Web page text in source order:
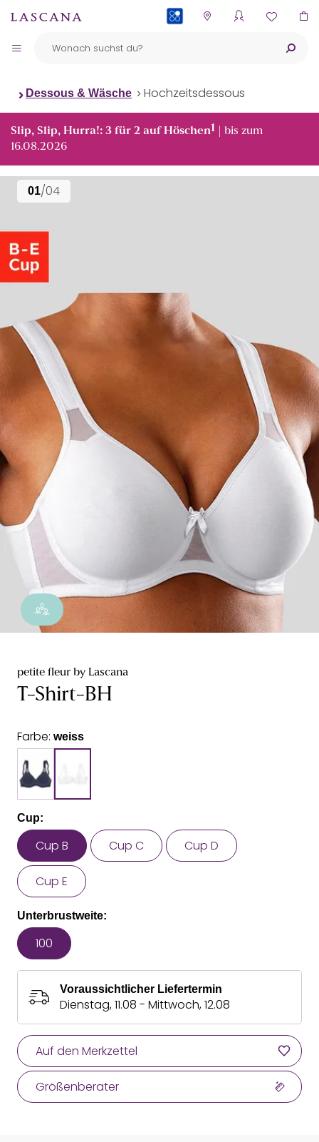
Dessous & Wäsche Hochzeitsdessous
Slip, Slip, Hurra!: 3 für 2 auf Höschen1 | bis zum
16.08.2026
01/04
petite fleur by Lascana
T-Shirt-BH
Farbe: weiss
Cup:
Cup B Cup C Cup D
Cup E
Unterbrustweite:
100
Voraussichtlicher Liefertermin
Dienstag, 11.08 - Mittwoch, 12.08
Auf den Merkzettel
Größenberater